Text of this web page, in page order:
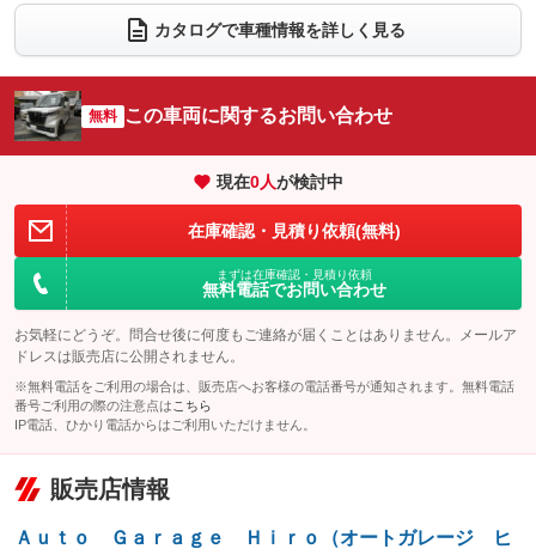
電動リアゲート フロントカメラ
：装備なし
シートエアコン
：装備なし 全周囲カメラ
：装備なし
サイドカメラ
：装備なし ルーフレール
：装備なし
エアサスペンション ヘッドライトウォッシャー
カタログで車種情報を詳しく見る
無料 この車両に関するお問い合わせ
現在0人が検討中
在庫確認・見積り依頼(無料)
まずは在庫確認・見積り依頼
無料電話でお問い合わせ
お気軽にどうぞ。問合せ後に何度もご連絡が届くことはありません。メールア
ドレスは販売店に公開されません。
※無料電話をご利用の場合は、販売店へお客様の電話番号が通知されます。無料電話
番号ご利用の際の注意点は こちら
IP電話、ひかり電話からはご利用いただけません。
販売店情報
Ａｕｔｏ Ｇａｒａｇｅ Ｈｉｒｏ（オートガレージ ヒ